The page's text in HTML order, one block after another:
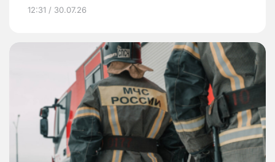
12:31 / 30.07.26